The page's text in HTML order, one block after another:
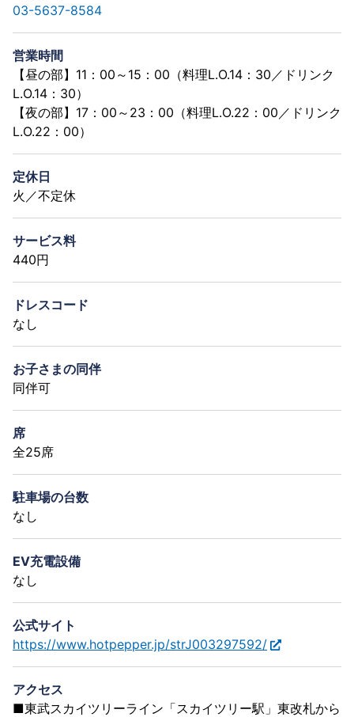
03-5637-8584
営業時間
【昼の部】11：00～15：00（料理L.O.14：30／ドリンク
L.O.14：30）
【夜の部】17：00～23：00（料理L.O.22：00／ドリンク
L.O.22：00）
定休日
火／不定休
サービス料
440円
ドレスコード
なし
お子さまの同伴
同伴可
席
全25席
駐車場の台数
なし
EV充電設備
なし
公式サイト
https://www.hotpepper.jp/strJ003297592/
アクセス
■東武スカイツリーライン「スカイツリー駅」東改札から